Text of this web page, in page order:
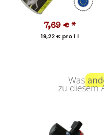
7,69 € *
19,22 € pro 1 l
Was
zu diesem